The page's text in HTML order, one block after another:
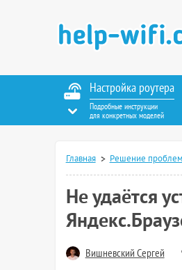
Настройка роутера
Подробные инструкции
для конкретных моделей
Главная Решение
Не удаётся
Вишневский Сергей